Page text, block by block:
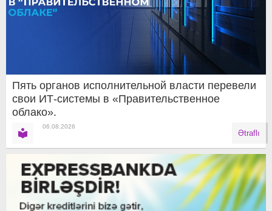
Пять органов исполнительной власти перевели
свои ИТ-системы в «Правительственное
облако».
06.08.2026
Ətraflı